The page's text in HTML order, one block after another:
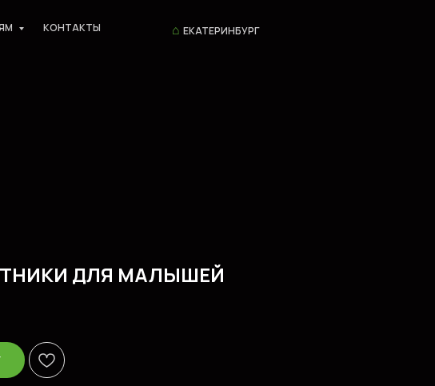
КОНТАКТЫ ⌂ ЕКАТЕРИНБУРГ
ДЛЯ МАЛЫШЕЙ